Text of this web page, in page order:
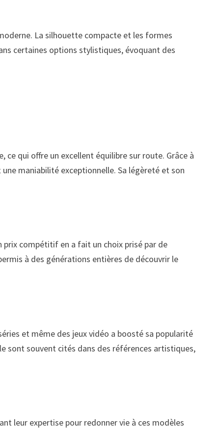
La silhouette compacte et les formes
certaines options stylistiques, évoquant des
qui offre un excellent équilibre sur route. Grâce à
maniabilité exceptionnelle. Sa légèreté et son
prix compétitif en a fait un choix prisé par de
à des générations entières de découvrir le
et même des jeux vidéo a boosté sa popularité
sont souvent cités dans des références artistiques,
leur expertise pour redonner vie à ces modèles